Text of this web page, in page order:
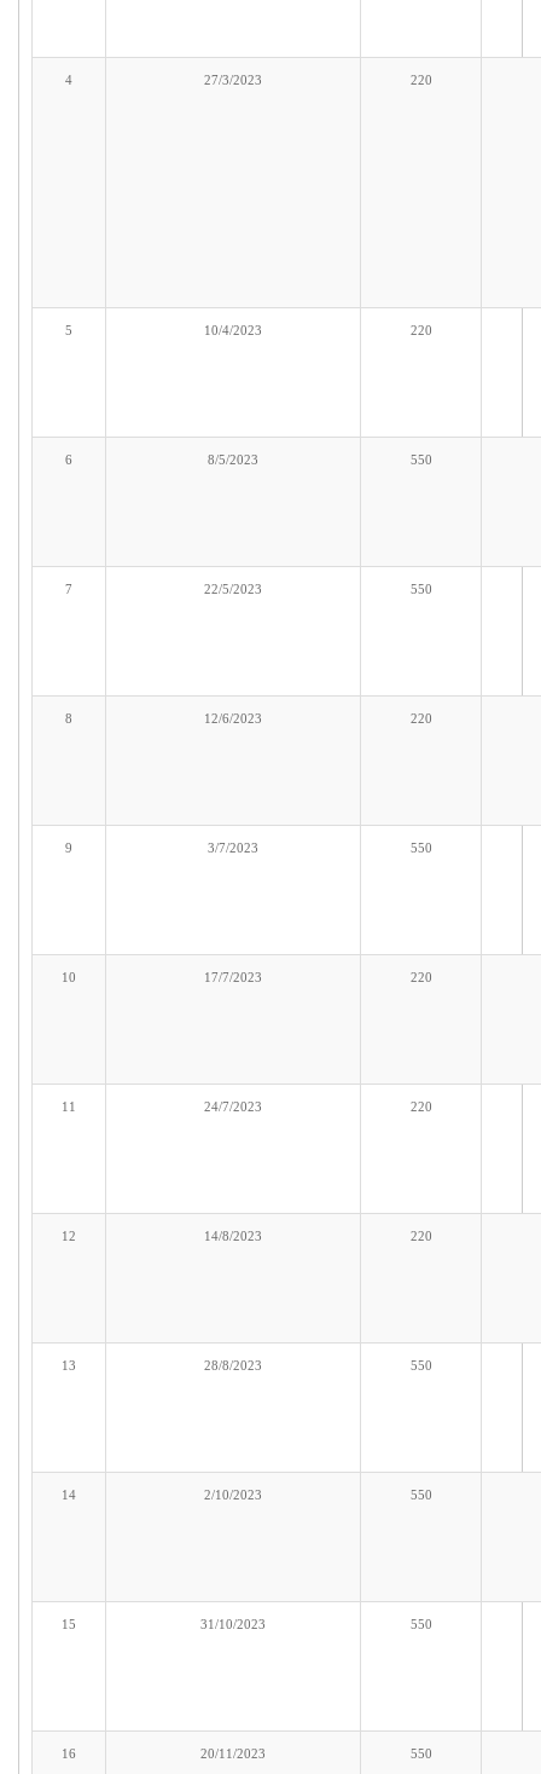
4 27/3/2023 220
5 10/4/2023 220
6 8/5/2023 550
7 22/5/2023 550
8 12/6/2023 220
9 3/7/2023 550
10 17/7/2023 220
11 24/7/2023 220
12 14/8/2023 220
13 28/8/2023 550
14 2/10/2023 550
15 31/10/2023 550
16 20/11/2023 550